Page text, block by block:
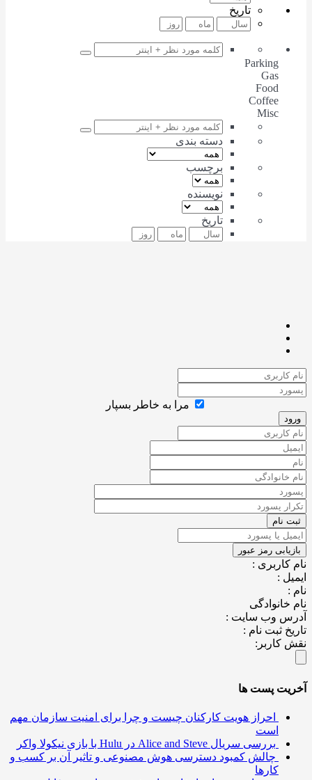
تاریخ
Parking
Coffee
دسته بندی
برچسب
نویسنده
تاریخ
مرا به خاطر بسپار
:
:
وب سایت :
ثبت نام :
کاربر:
پست ها
احراز هویت کارکنان چیست و چرا برای امنیت سازمان مهم
بررسی سریال Alice and Steve در Hulu با بازی نیکولا واکر
چالش کمبود دسترسی هوش مصنوعی و تاثیر آن بر کسب و
کارها